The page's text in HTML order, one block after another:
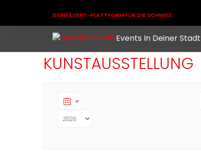
DEINE EVENT-PLATTFORM FÜR DIE SCHWEIZ
Events In Deiner Stadt
KUNSTAUSSTELLUNG